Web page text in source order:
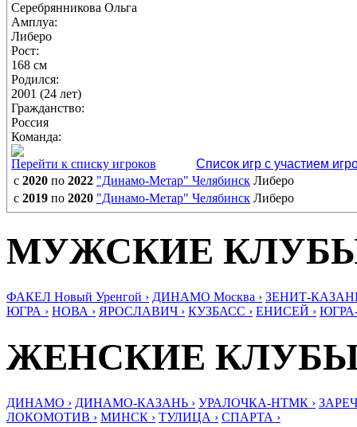
Серебрянникова Ольга
Амплуа:
Либеро
Рост:
168 см
Родился:
2001 (24 лет)
Гражданство:
Россия
Команда:
Перейти к списку игроков
Список игр с участием
с 2020 по 2022 "Динамо-Метар" Челябинск Либеро
с 2019 по 2020 "Динамо-Метар" Челябинск Либеро
МУЖСКИЕ
ФАКЕЛ Новый Уренгой › ДИНАМО Москва › ЗЕНИТ-
ЮГРА › НОВА › ЯРОСЛАВИЧ › КУЗБАСС › ЕНИСЕЙ ›
ЖЕНСКИЕ
ДИНАМО › ДИНАМО-КАЗАНЬ › УРАЛОЧКА-НТМК ›
ЛОКОМОТИВ › МИНСК › ТУЛИЦА › СПАРТА ›